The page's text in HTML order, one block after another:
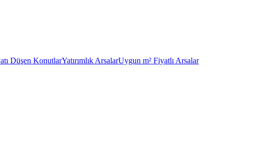
Düşen KonutlarYatırımlık ArsalarUygun m² Fiyatlı Arsalar